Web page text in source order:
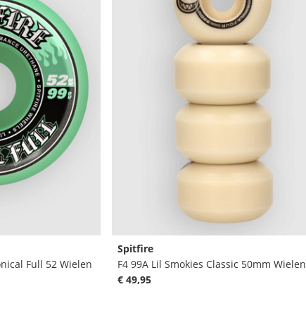
Full 52 Wielen
Spitfire
F4 99A Lil Smokies Classic 50mm Wielen
€ 49,95